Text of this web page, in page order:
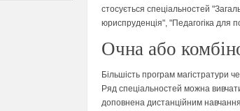
стосується спеціальностей
юриспруденція", "Педагогіка для
Очна або
Більшість програм магістратури
Ряд спеціальностей можна
доповнена дистанційним